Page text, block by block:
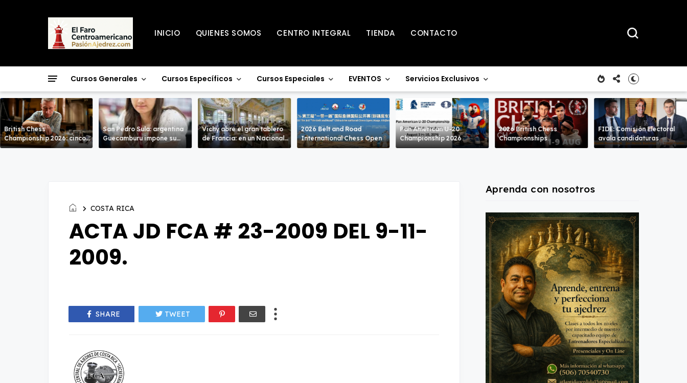
INICIO QUIENES SOMOS CENTRO INTEGRAL TIENDA CONTACTO
Cursos Generales Cursos Específicos Cursos Especiales EVENTOS Servicios Exclusivos
British Chess
Championship 2026: cinco
líderes entran en la recta
San Pedro Sula: argentina
Guecamburu impone su
poderío.
Vichy abre el gran tablero
de Francia: en un Nacional
de alto nivel
2026 Belt and Road
International Chess Open
Pan American U-20
Championship 2026
2026 British Chess
Championships
FIDE: Comisión Electoral
avala candidaturas
COSTA RICA
ACTA JD FCA # 23-2009 DEL 9-11-
2009.
SHARE TWEET
Aprenda con nosotros